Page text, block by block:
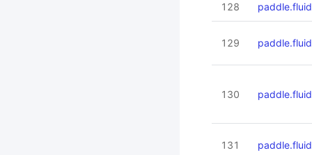
128
129
130
131